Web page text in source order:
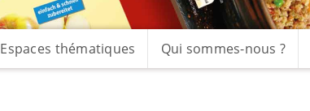
Espaces thématiques Qui sommes-nous ?